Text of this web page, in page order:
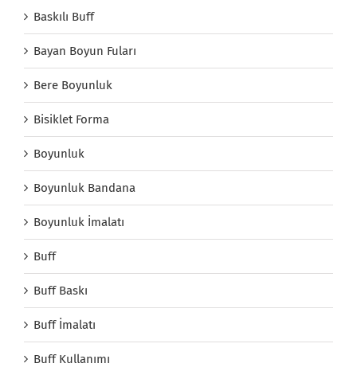
Baskılı Buff
Bayan Boyun Fuları
Bere Boyunluk
Bisiklet Forma
Boyunluk
Boyunluk Bandana
Boyunluk İmalatı
Buff
Buff Baskı
Buff İmalatı
Buff Kullanımı